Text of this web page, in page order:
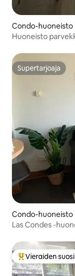
Condo-huoneisto
Huoneisto
Supertarjoaja
Supertarjoaja
Condo-huoneisto
Las Condes -
Vieraiden
Vieraiden